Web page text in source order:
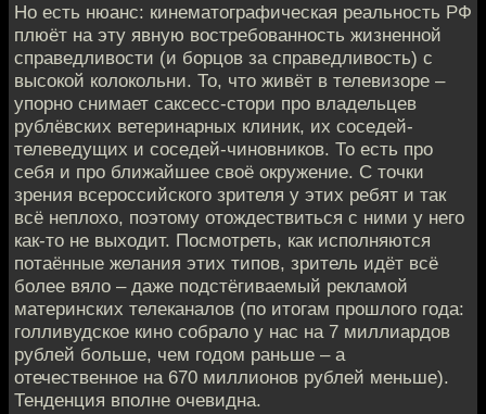
Но есть нюанс: кинематографическая реальность РФ
плюёт на эту явную востребованность жизненной
справедливости (и борцов за справедливость) с
высокой колокольни. То, что живёт в телевизоре –
упорно снимает саксесс-стори про владельцев
рублёвских ветеринарных клиник, их соседей-
телеведущих и соседей-чиновников. То есть про
себя и про ближайшее своё окружение. С точки
зрения всероссийского зрителя у этих ребят и так
всё неплохо, поэтому отождествиться с ними у него
как-то не выходит. Посмотреть, как исполняются
потаённые желания этих типов, зритель идёт всё
более вяло – даже подстёгиваемый рекламой
материнских телеканалов (по итогам прошлого года:
голливудское кино собрало у нас на 7 миллиардов
рублей больше, чем годом раньше – а
отечественное на 670 миллионов рублей меньше).
Тенденция вполне очевидна.